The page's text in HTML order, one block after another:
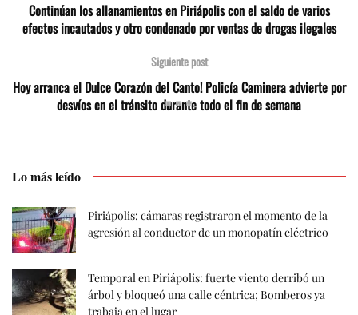
Continúan los allanamientos en Piriápolis con el saldo de varios
efectos incautados y otro condenado por ventas de drogas ilegales
Siguiente post
Hoy arranca el Dulce Corazón del Canto! Policía Caminera advierte por
desvíos en el tránsito durante todo el fin de semana
Lo más leído
Piriápolis: cámaras registraron el momento de la
agresión al conductor de un monopatín eléctrico
Temporal en Piriápolis: fuerte viento derribó un
árbol y bloqueó una calle céntrica; Bomberos ya
trabaja en el lugar